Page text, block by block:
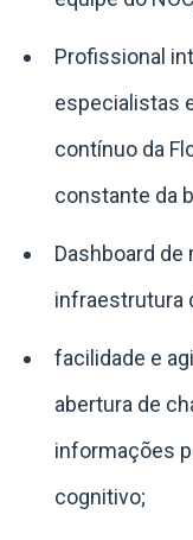
Profissional
especialistas
contínuo da
constante da
Dashboard
infraestrutura
facilidade e
abertura de
informações
cognitivo;